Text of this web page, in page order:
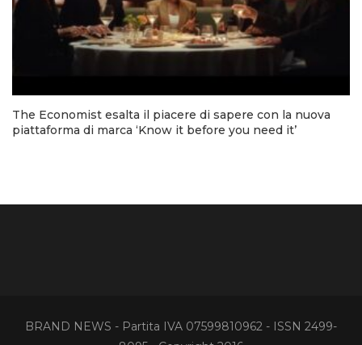
The Economist esalta il piacere di sapere con la nuova
piattaforma di marca ‘Know it before you need it’
BRAND NEWS - Partita IVA 07599810962 - ISSN 2499-